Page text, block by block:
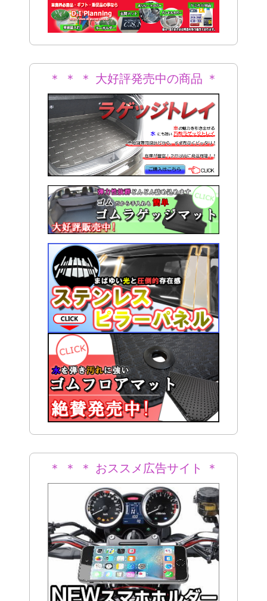
＊
＊ ＊ ＊ 大好評発売中の商品 ＊
＊ ＊
＊ ＊ ＊ おススメ広告サイト ＊
＊ ＊